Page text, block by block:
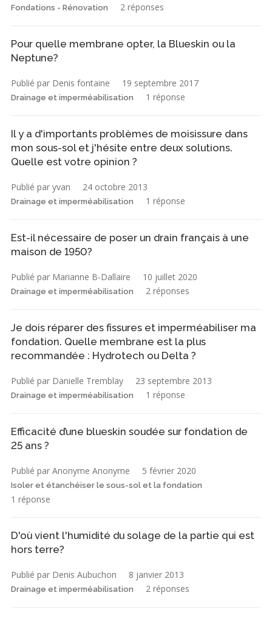
Fondations - Rénovation 2 réponses
Pour quelle membrane opter, la Blueskin ou la
Neptune?
Publié par Denis fontaine 19 septembre 2017
Drainage et imperméabilisation 1 réponse
Il y a d'importants problèmes de moisissure dans
mon sous-sol et j'hésite entre deux solutions.
Quelle est votre opinion ?
Publié par yvan 24 octobre 2013
Drainage et imperméabilisation 1 réponse
Est-il nécessaire de poser un drain français à une
maison de 1950?
Publié par Marianne B-Dallaire 10 juillet 2020
Drainage et imperméabilisation 2 réponses
Je dois réparer des fissures et imperméabiliser ma
fondation. Quelle membrane est la plus
recommandée : Hydrotech ou Delta ?
Publié par Danielle Tremblay 23 septembre 2013
Drainage et imperméabilisation 1 réponse
Efficacité d’une blueskin soudée sur fondation de
25 ans ?
Publié par Anonyme Anonyme 5 février 2020
Isoler et étanchéiser le sous-sol et la fondation
1 réponse
D'où vient l'humidité du solage de la partie qui est
hors terre?
Publié par Denis Aubuchon 8 janvier 2013
Drainage et imperméabilisation 2 réponses